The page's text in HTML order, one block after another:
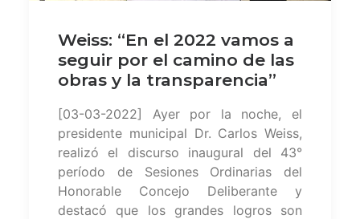
Weiss: “En el 2022 vamos a
seguir por el camino de las
obras y la transparencia”
[03-03-2022] Ayer por la noche, el
presidente municipal Dr. Carlos Weiss,
realizó el discurso inaugural del 43°
período de Sesiones Ordinarias del
Honorable Concejo Deliberante y
destacó que los grandes logros son